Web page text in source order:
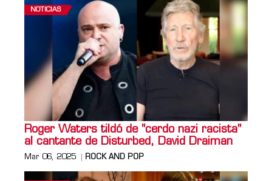
NOTICIAS
Roger Waters tildó de "cerdo nazi racista"
al cantante de Disturbed, David Draiman
Mar 06, 2025 ROCK AND POP